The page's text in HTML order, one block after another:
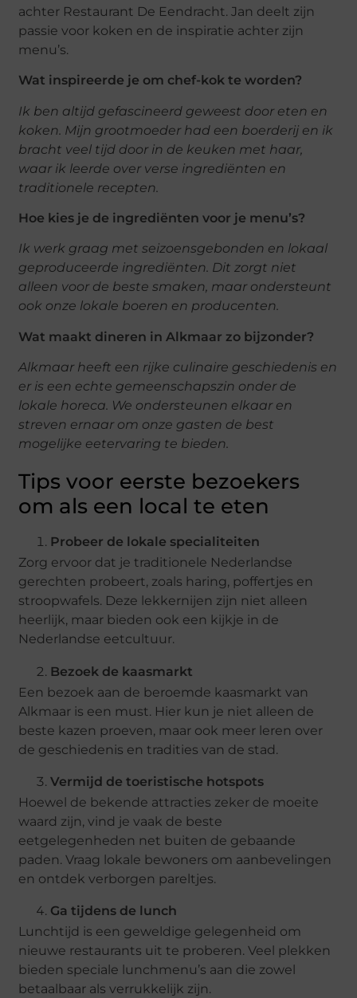
achter Restaurant De Eendracht. Jan deelt zijn
passie voor koken en de inspiratie achter zijn
menu’s.
Wat inspireerde je om chef-kok te worden?
Ik ben altijd gefascineerd geweest door eten en
koken. Mijn grootmoeder had een boerderij en ik
bracht veel tijd door in de keuken met haar,
waar ik leerde over verse ingrediënten en
traditionele recepten.
Hoe kies je de ingrediënten voor je menu’s?
Ik werk graag met seizoensgebonden en lokaal
geproduceerde ingrediënten. Dit zorgt niet
alleen voor de beste smaken, maar ondersteunt
ook onze lokale boeren en producenten.
Wat maakt dineren in Alkmaar zo bijzonder?
Alkmaar heeft een rijke culinaire geschiedenis en
er is een echte gemeenschapszin onder de
lokale horeca. We ondersteunen elkaar en
streven ernaar om onze gasten de best
mogelijke eetervaring te bieden.
Tips voor eerste bezoekers
om als een local te eten
Probeer de lokale specialiteiten
Zorg ervoor dat je traditionele Nederlandse
gerechten probeert, zoals haring, poffertjes en
stroopwafels. Deze lekkernijen zijn niet alleen
heerlijk, maar bieden ook een kijkje in de
Nederlandse eetcultuur.
Bezoek de kaasmarkt
Een bezoek aan de beroemde kaasmarkt van
Alkmaar is een must. Hier kun je niet alleen de
beste kazen proeven, maar ook meer leren over
de geschiedenis en tradities van de stad.
Vermijd de toeristische hotspots
Hoewel de bekende attracties zeker de moeite
waard zijn, vind je vaak de beste
eetgelegenheden net buiten de gebaande
paden. Vraag lokale bewoners om aanbevelingen
en ontdek verborgen pareltjes.
Ga tijdens de lunch
Lunchtijd is een geweldige gelegenheid om
nieuwe restaurants uit te proberen. Veel plekken
bieden speciale lunchmenu’s aan die zowel
betaalbaar als verrukkelijk zijn.